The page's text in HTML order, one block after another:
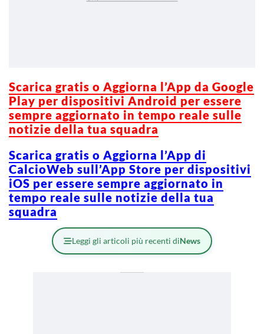
Scarica gratis o Aggiorna l’App da Google
Play per dispositivi Android per essere
sempre aggiornato in tempo reale sulle
notizie della tua squadra
Scarica gratis o Aggiorna l’App di
CalcioWeb sull’App Store per dispositivi
iOS per essere sempre aggiornato in
tempo reale sulle notizie della tua
squadra
Leggi gli articoli più recenti diNews